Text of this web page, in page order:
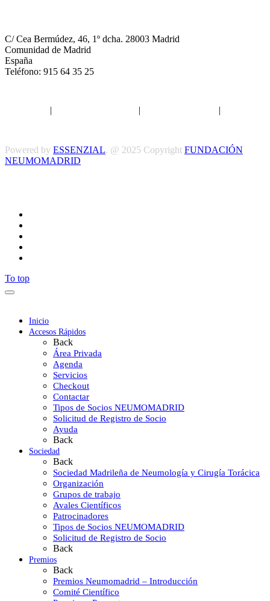
C/ Cea Bermúdez, 46, 1º dcha. 28003 Madrid
Comunidad de Madrid
España
Teléfono: 915 64 35 25
| | |
Powered by ESSENZIAL. @ 2025 Copyright FUNDACIÓN
NEUMOMADRID
To top
Inicio
Accesos Rápidos
Back
Área Privada
Agenda
Servicios
Checkout
Contactar
Tipos de Socios NEUMOMADRID
Solicitud de Registro de Socio
Ayuda
Back
Sociedad
Back
Sociedad Madrileña de Neumología y Cirugía Torácica
Organización
Grupos de trabajo
Avales Científicos
Patrocinadores
Tipos de Socios NEUMOMADRID
Solicitud de Registro de Socio
Back
Premios
Back
Premios Neumomadrid – Introducción
Comité Científico